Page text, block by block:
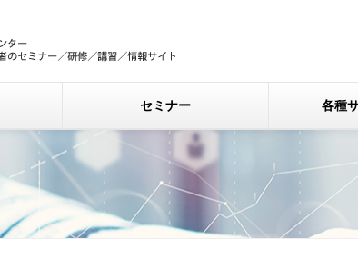
セミナー 各種